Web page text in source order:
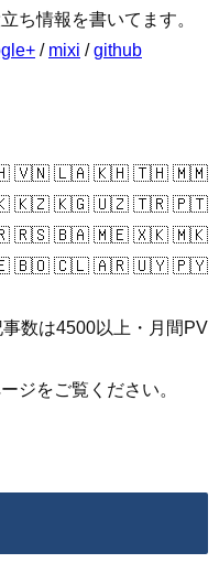
ち情報を書いてます。
/ mixi /github
🇻🇳 🇱🇦 🇰🇭 🇹🇭 🇲🇲
🇰🇿 🇰🇬 🇺🇿 🇹🇷 🇵🇹
🇷🇸 🇧🇦 🇲🇪 🇽🇰 🇲🇰
🇧🇴 🇨🇱 🇦🇷 🇺🇾 🇵🇾
数は4500以上・月間PV
ジをご覧ください。